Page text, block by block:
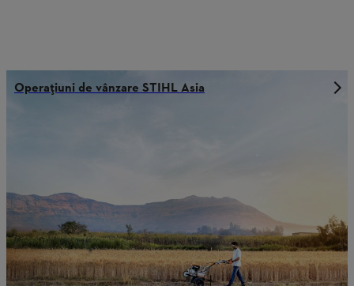
Operațiuni de vânzare STIHL Asia